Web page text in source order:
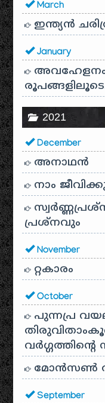
March
ഇന്ത്യൻ
January
2021
December
അനാഥന്‍
നാം
പ്രശ്‌നവും
November
റ്റകാരം
October
പുന്നപ്ര
മോൻസൺ
September